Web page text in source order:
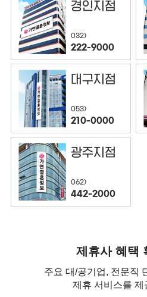
경인지점
032)
222-9000
대구지점
053)
210-0000
광주지점
062)
442-2000
제휴사 혜택
주요 대/공기업, 전문직
제휴 서비스를 제